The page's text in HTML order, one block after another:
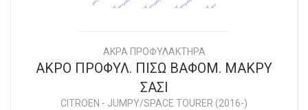
ΑΚΡΑ ΠΡΟΦΥΛΑΚΤΗΡΑ
ΑΚΡΟ ΠΡΟΦΥΛ. ΠΙΣΩ ΒΑΦΟΜ. ΜΑΚΡΥ
ΣΑΣΙ
CITROEN - JUMPY/SPACE TOURER (2016-)